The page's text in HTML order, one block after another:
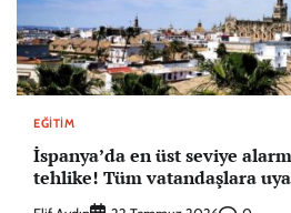
EĞITIM
İspanya’da en üst seviye
tehlike! Tüm vatandaşlara